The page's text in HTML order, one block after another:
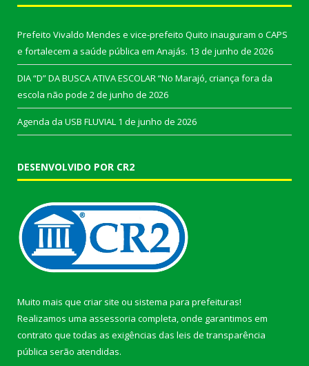
Prefeito Vivaldo Mendes e vice-prefeito Quito inauguram o CAPS
e fortalecem a saúde pública em Anajás. 13 de junho de 2026
DIA “D” DA BUSCA ATIVA ESCOLAR “No Marajó, criança fora da
escola não pode 2 de junho de 2026
Agenda da USB FLUVIAL 1 de junho de 2026
DESENVOLVIDO POR CR2
Muito mais que criar site ou sistema para prefeituras!
Realizamos uma assessoria completa, onde garantimos em
contrato que todas as exigências das leis de transparência
pública serão atendidas.